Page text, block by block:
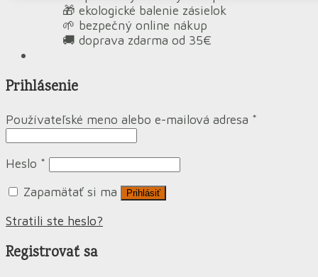
🎁 ekologické balenie zásielok
🌱 bezpečný online nákup
🚚 doprava zdarma od 35€
Prihlásenie
Používateľské meno alebo e-mailová adresa *
Heslo *
Zapamätať si ma
Prihlásiť
Stratili ste heslo?
Registrovať sa